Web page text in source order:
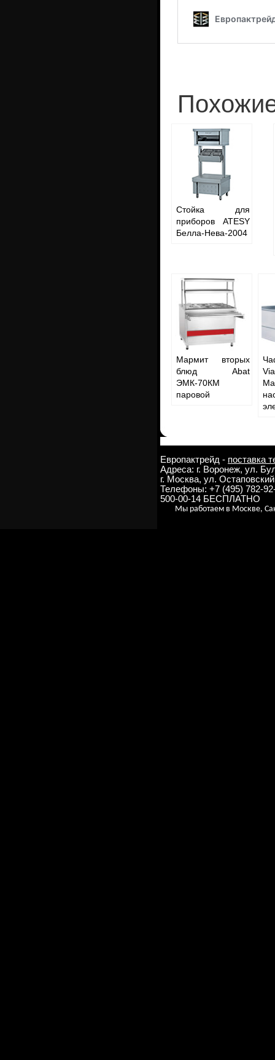
Стойка для
приборов ATESY
Белла-Нева-2004
Мармит вторых
блюд Abat
ЭМК-70КМ
паровой
Европактрейд - поставка
Адреса: г. Воронеж, ул.
г. Москва, ул.
Телефоны: +7 (495) 782-
500-00-14 БЕСПЛАТНО
Мы работаем в Москве,